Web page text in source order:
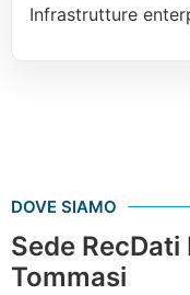
Infrastrutture
DOVE SIAMO
Sede
Tommasi